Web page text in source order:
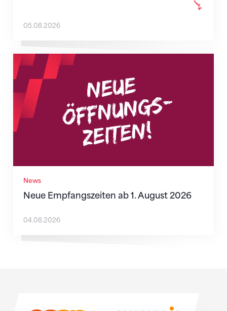
05.08.2026
News
Neue Empfangszeiten ab 1. August 2026
Neue Empfangszeiten ab 1. August 2026
04.08.2026